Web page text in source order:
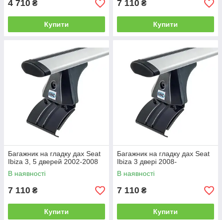
4 710 ₴
Купити
7 110 ₴
Купити
Багажник на гладку дах Seat
Ibiza 3, 5 дверей 2002-2008
В наявності
7 110 ₴
Купити
Багажник на гладку дах Seat
Ibiza 3 двері 2008-
В наявності
7 110 ₴
Купити